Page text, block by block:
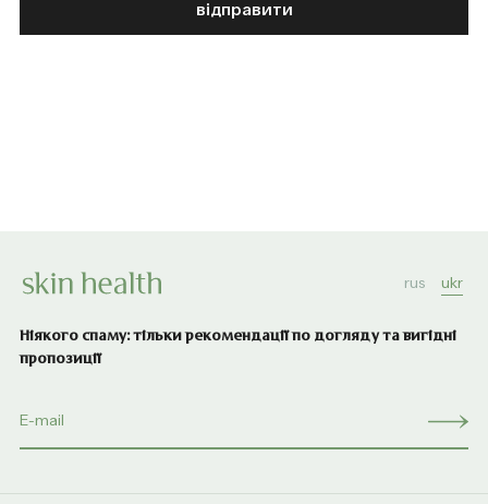
відправити
rus ukr
Ніякого спаму: тільки рекомендації по догляду та вигідні
пропозиції